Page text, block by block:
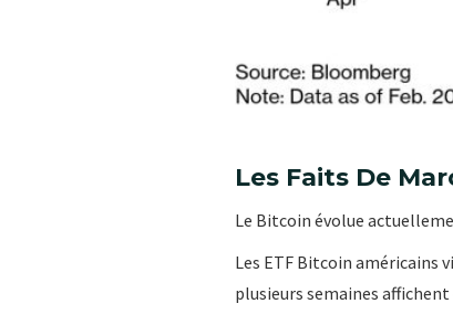
Les Faits De
Le Bitcoin évolue
Les ETF Bitcoin américains
plusieurs semaines